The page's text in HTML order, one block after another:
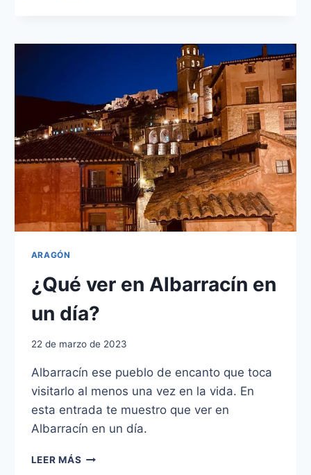
EN
ARAGÓN
¿Qué ver en Albarracín en
un día?
22 de marzo de 2023
Albarracín ese pueblo de encanto que toca
visitarlo al menos una vez en la vida. En
esta entrada te muestro que ver en
Albarracín en un día.
LEER MÁS ¿QUÉ